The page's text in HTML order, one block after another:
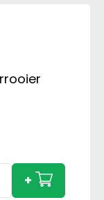
+